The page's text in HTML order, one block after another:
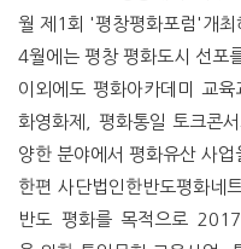
월 제1회 '평창평화포럼'개최
4월에는 평창 평화도시 선포
이외에도 평화아카데미 교
화영화제, 평화통일 토크콘
양한 분야에서 평화유산 사업
한편 사단법인한반도평화네
반도 평화를 목적으로